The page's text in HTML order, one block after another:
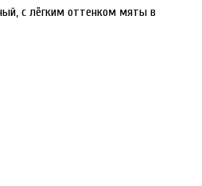
с лёгким оттенком мяты в